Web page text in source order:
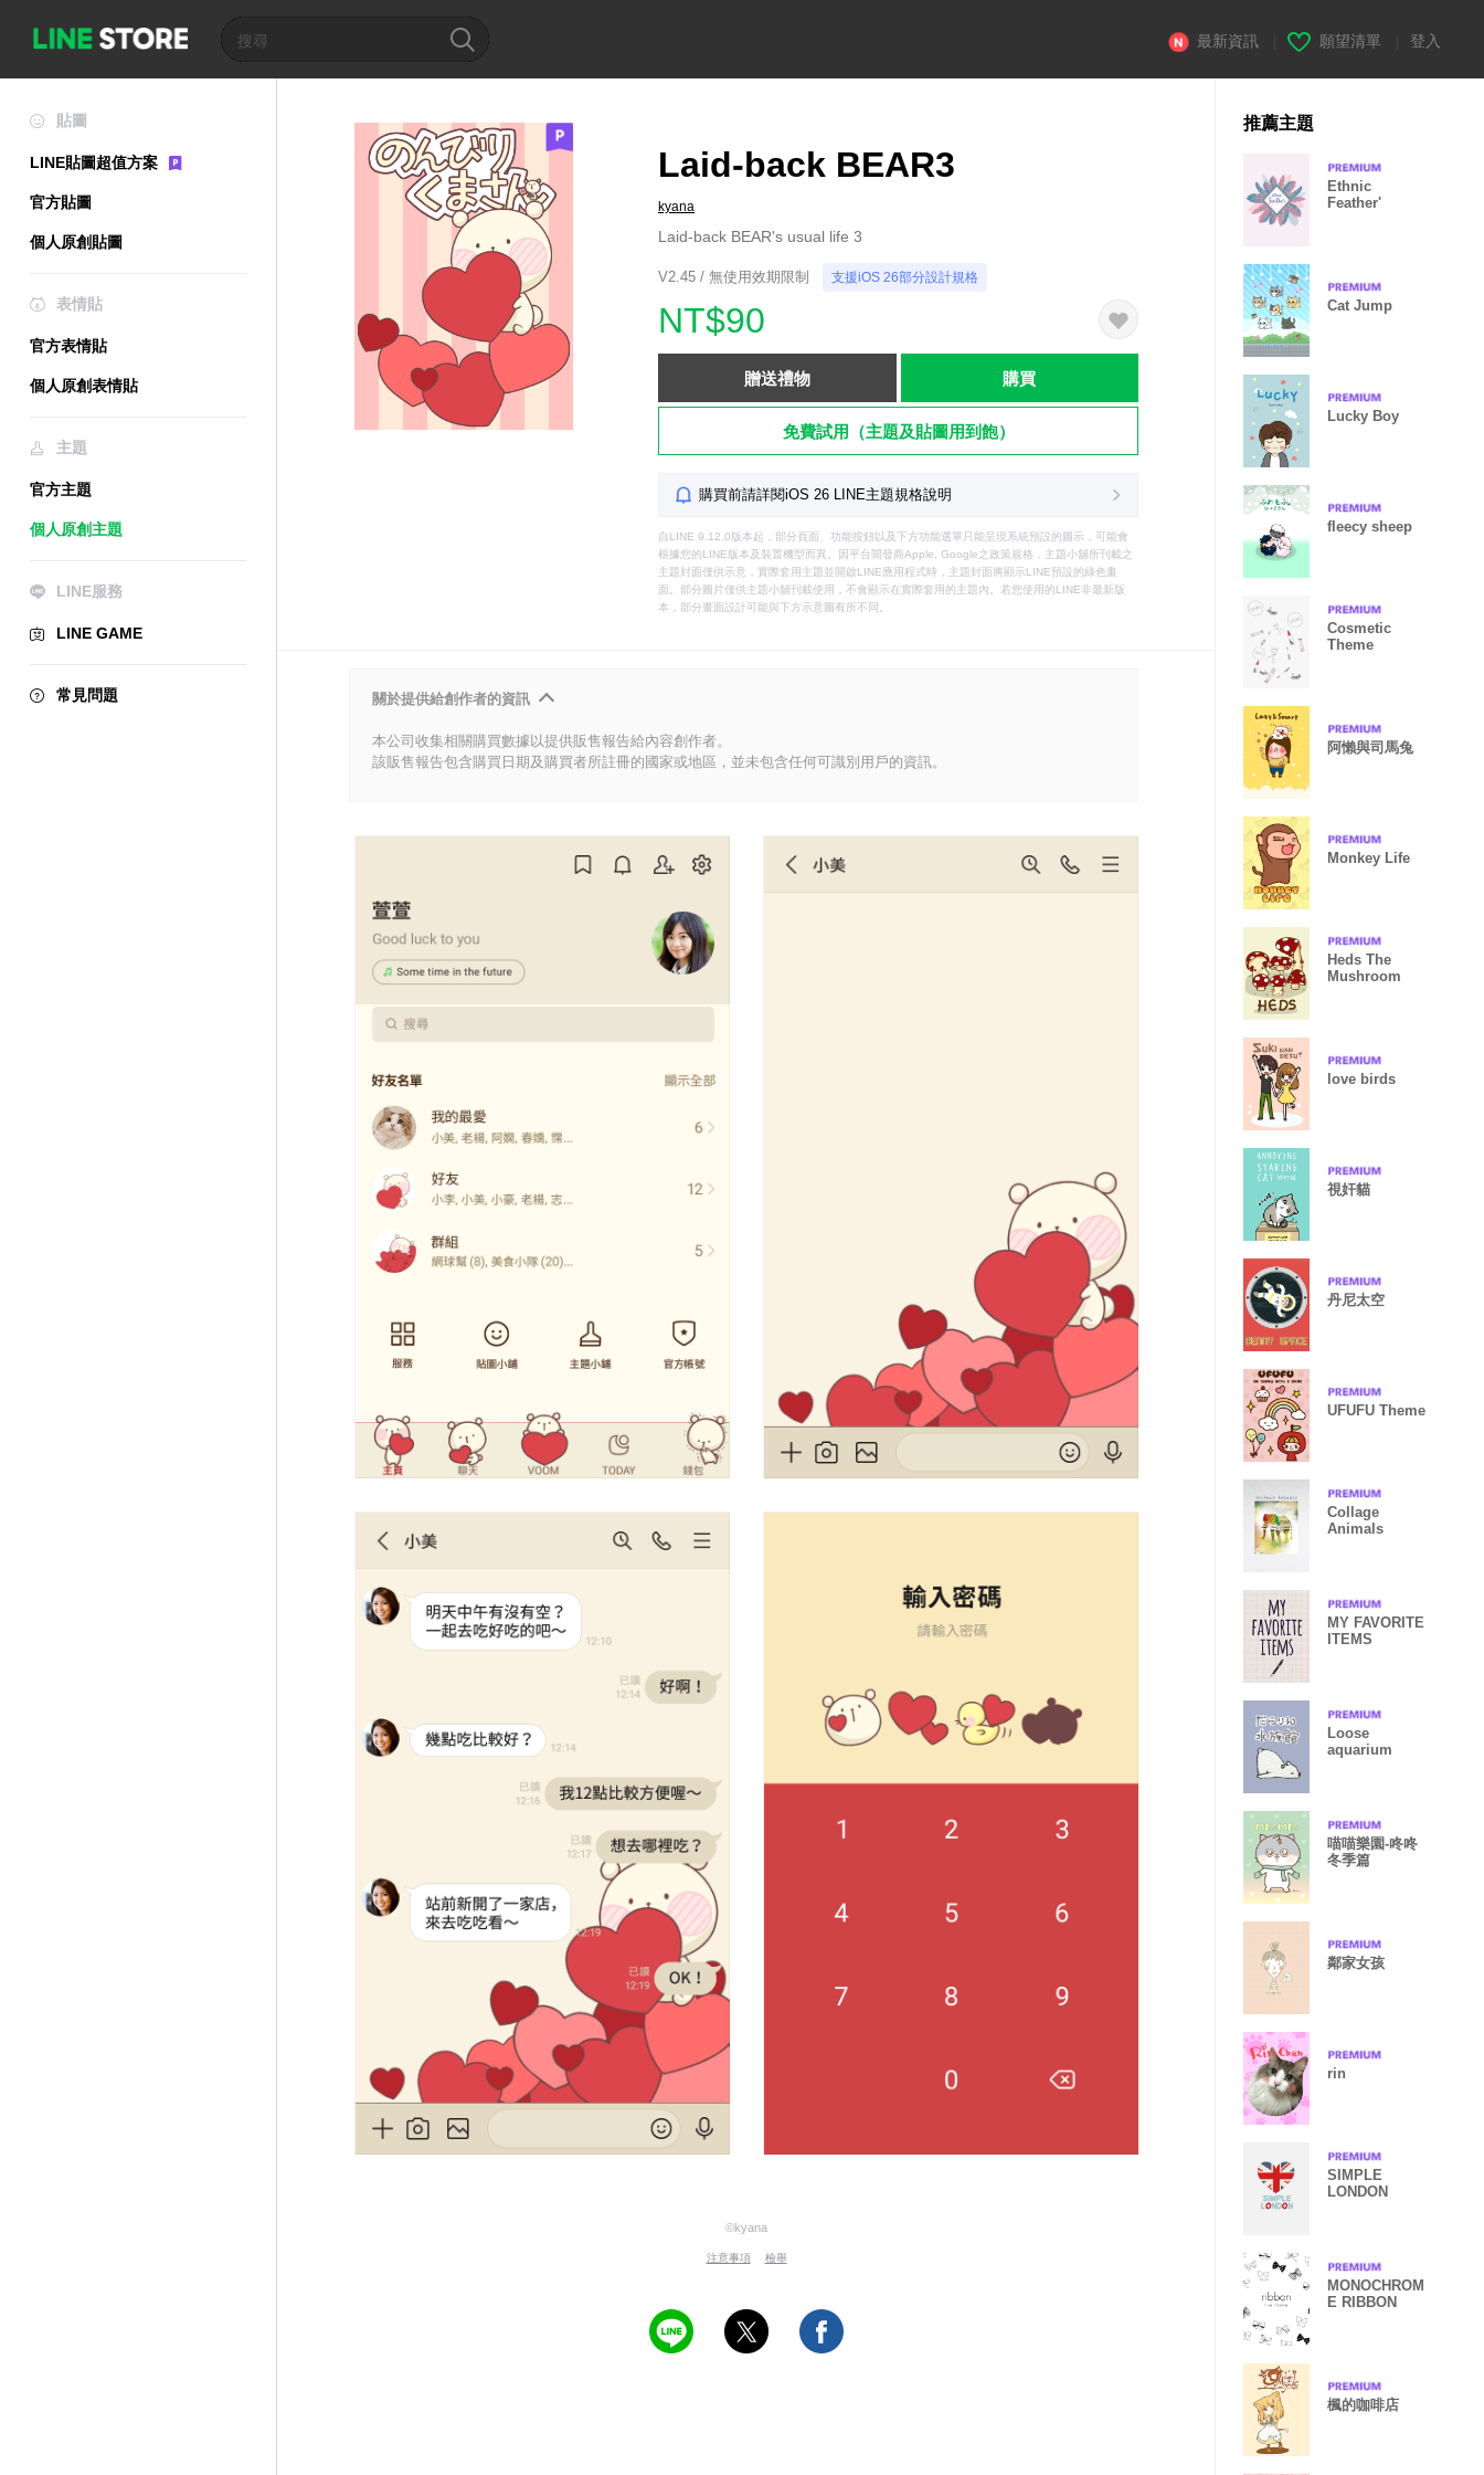
最新資訊 願望清單 登入
貼圖
LINE貼圖超值方案
官方貼圖
個人原創貼圖
表情貼
官方表情貼
個人原創表情貼
主題
官方主題
個人原創主題
LINE服務
LINE GAME
常見問題
Laid-back BEAR3
kyana
Laid-back BEAR's usual life 3
V2.45 / 無使用效期限制 支援iOS 26部分設計規格
NT$90
贈送禮物 購買
免費試用（主題及貼圖用到飽）
購買前請詳閱iOS 26 LINE主題規格說明
自LINE 9.12.0版本起，部分頁面、功能按鈕以及下方功能選單只能呈現系統預設的圖示，可能會
根據您的LINE版本及裝置機型而異。因平台開發商Apple, Google之政策規格，主題小舖所刊載之
主題封面僅供示意，實際套用主題並開啟LINE應用程式時，主題封面將顯示LINE預設的綠色畫
面。部分圖片僅供主題小舖刊載使用，不會顯示在實際套用的主題內。若您使用的LINE非最新版
本，部分畫面設計可能與下方示意圖有所不同。
關於提供給創作者的資訊
本公司收集相關購買數據以提供販售報告給內容創作者。
該販售報告包含購買日期及購買者所註冊的國家或地區，並未包含任何可識別用戶的資訊。
©kyana
注意事項 檢舉
推薦主題
Ethnic
Feather'
Cat Jump
Lucky Boy
fleecy sheep
Cosmetic
Theme
阿懶與司馬兔
Monkey Life
Heds The
Mushroom
love birds
視奸貓
丹尼太空
UFUFU Theme
Collage
Animals
MY FAVORITE
ITEMS
Loose
aquarium
喵喵樂園-咚咚
冬季篇
鄰家女孩
rin
SIMPLE
LONDON
MONOCHROM
E RIBBON
楓的咖啡店